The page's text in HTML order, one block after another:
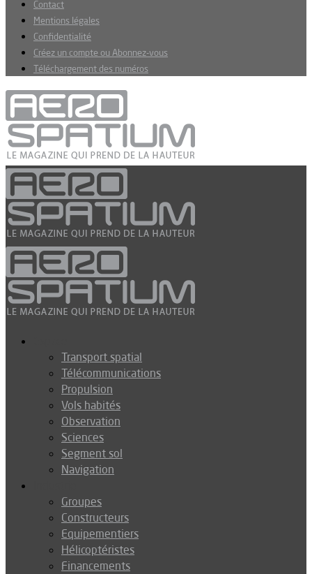
Contact
Mentions légales
Confidentialité
Créez un compte ou Abonnez-vous
Téléchargement des numéros
Transport spatial
Télécommunications
Propulsion
Vols habités
Observation
Sciences
Segment sol
Navigation
Groupes
Constructeurs
Equipementiers
Hélicoptéristes
Financements